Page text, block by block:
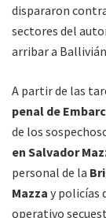
dispararon
sectores del
arribar a
A partir de las
penal de
de los
en Salvador
personal de la
Mazza y policías
operativo